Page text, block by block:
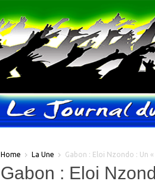
Home La Une Gabon : Eloi Nzondo : Un
Gabon : Eloi